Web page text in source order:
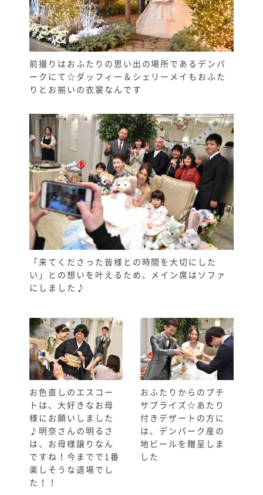
前撮りはおふたりの思い出の場所であるデンパ
ークにて☆ダッフィー＆シェリーメイもおふた
りとお揃いの衣裳なんです
「来てくださった皆様との時間を大切にした
い」との想いを叶えるため、メイン席はソファ
にしました♪
お色直しのエスコー
トは、大好きなお母
様にお願いしました
♪明奈さんの明るさ
は、お母様譲りなん
ですね！今までで1番
楽しそうな退場でし
た！！
おふたりからのプチ
サプライズ☆あたり
付きデザートの方に
は、デンパーク産の
地ビールを贈呈しま
した